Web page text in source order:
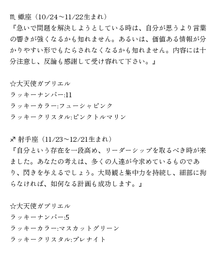
♏︎ 蠍座（10/24〜11/22生まれ）
『急いで問題を解決しようとしている時は、自分が思うより言葉
の響きが強くなるかも知れません。あるいは、価値ある情報が分
かりやすい形でもたらされなくなるかも知れません。内容には十
分注意し、反論も感謝して受け容れて下さい。』
☆大天使ガブリエル
ラッキーナンバー:11
ラッキーカラー:フューシャピンク
ラッキークリスタル:ピンクトルマリン
♐︎ 射手座（11/23〜12/21生まれ）
『自分という存在を一段高め、リーダーシップを取るべき時が来
ました。あなたの考えは、多くの人達が今求めているものであ
り、閃きを与えるでしょう。大局観と集中力を持続し、細部に拘
らなければ、如何なる計画も成功します。』
☆大天使ガブリエル
ラッキーナンバー:5
ラッキーカラー:マスカットグリーン
ラッキークリスタル:プレナイト